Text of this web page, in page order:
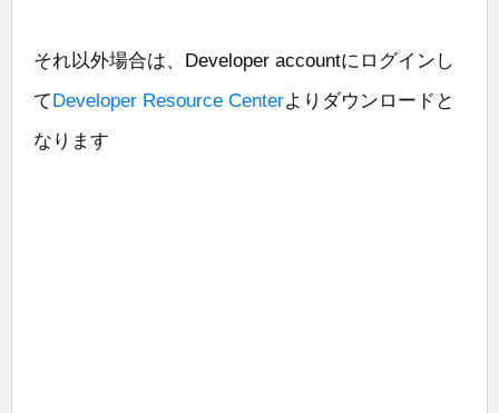
それ以外場合は、Developer accountにログインし
てDeveloper Resource Centerよりダウンロードと
なります